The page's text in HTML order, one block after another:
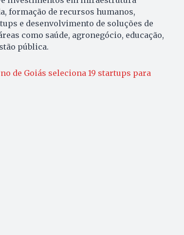
formação de recursos humanos,
e desenvolvimento de soluções de
como saúde, agronegócio, educação,
pública.
de Goiás seleciona 19 startups para